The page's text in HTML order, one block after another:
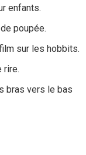
enfants.
poupée.
sur les hobbits.
rire.
bras vers le bas